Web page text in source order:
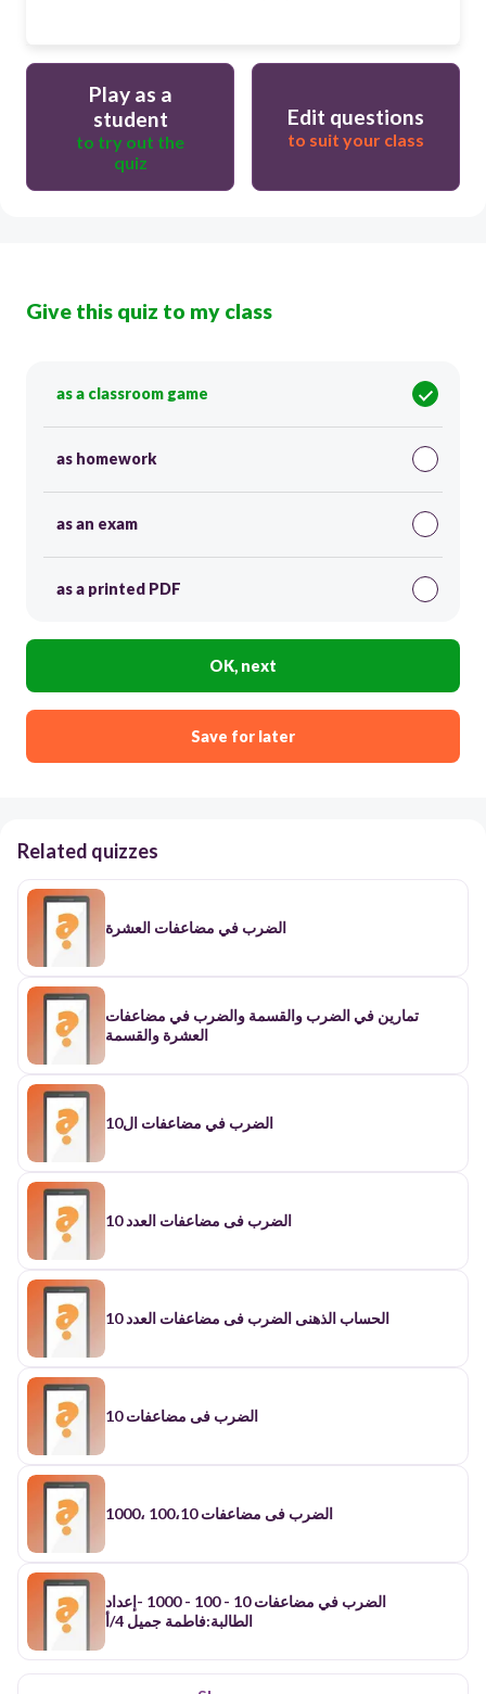
Play as a
student
to try out the
quiz
Edit questions
to suit your class
Give this quiz to my class
as a classroom game
as homework
as an exam
as a printed PDF
OK, next
Save for later
Related quizzes
الضرب في مضاعفات العشرة
تمارين في الضرب والقسمة والضرب في مضاعفات
العشرة والقسمة
الضرب في مضاعفات ال10
الضرب فى مضاعفات العدد 10
الحساب الذهنى الضرب فى مضاعفات العدد 10
الضرب فى مضاعفات 10
الضرب فى مضاعفات 100،10 ،1000
الضرب في مضاعفات 10 - 100 - 1000 -إعداد
الطالبة:فاطمة جميل 4/أ